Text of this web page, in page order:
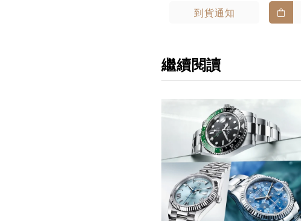
到貨通知
繼續閱讀